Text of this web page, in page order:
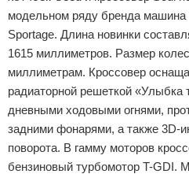
модельном ряду бренда
Sportage. Длина новинки
1615 миллиметров. Размер
миллиметрам. Кроссовер
радиаторной решеткой «Улыбка
дневными ходовыми огнями,
задними фонарями, а также 3D-
поворота. В гамму моторов
бензиновый турбомотор T-GDI.